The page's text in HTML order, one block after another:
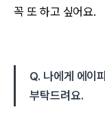
꼭 또 하고 싶어요.
Q. 나에게 에이
부탁드려요.